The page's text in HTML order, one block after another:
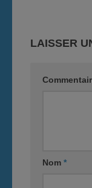
LAISSER
Nom *